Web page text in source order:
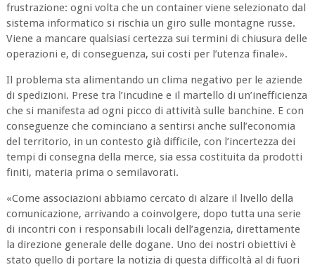
frustrazione: ogni volta che un container viene selezionato dal
sistema informatico si rischia un giro sulle montagne russe.
Viene a mancare qualsiasi certezza sui termini di chiusura delle
operazioni e, di conseguenza, sui costi per l’utenza finale».
Il problema sta alimentando un clima negativo per le aziende
di spedizioni. Prese tra l’incudine e il martello di un’inefficienza
che si manifesta ad ogni picco di attività sulle banchine. E con
conseguenze che cominciano a sentirsi anche sull’economia
del territorio, in un contesto già difficile, con l’incertezza dei
tempi di consegna della merce, sia essa costituita da prodotti
finiti, materia prima o semilavorati.
«Come associazioni abbiamo cercato di alzare il livello della
comunicazione, arrivando a coinvolgere, dopo tutta una serie
di incontri con i responsabili locali dell’agenzia, direttamente
la direzione generale delle dogane. Uno dei nostri obiettivi è
stato quello di portare la notizia di questa difficoltà al di fuori